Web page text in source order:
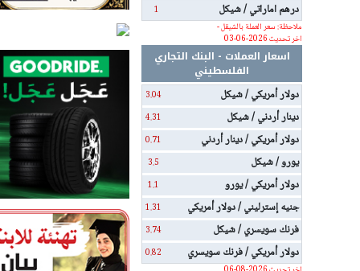
درهم اماراتي / شيكل
1
ملاحظة: سعر العملة بالشيقل -
اخر تحديث 2026-06-03
اسعار العملات - البنك التجاري
الفلسطيني
دولار أمريكي / شيكل
3.04
دينار أردني / شيكل 4.31
دولار أمريكي / دينار أردني 0.71
يورو / شيكل 3.5
دولار أمريكي / يورو 1.1
جنيه إسترليني / دولار أمريكي 1.31
فرنك سويسري / شيكل 3.74
دولار أمريكي / فرنك سويسري
0.82